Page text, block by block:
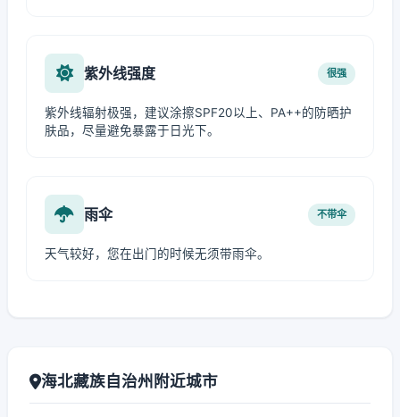
紫外线强度 很强
紫外线辐射极强，建议涂擦SPF20以上、PA++的防晒护
肤品，尽量避免暴露于日光下。
雨伞 不带伞
天气较好，您在出门的时候无须带雨伞。
海北藏族自治州附近城市